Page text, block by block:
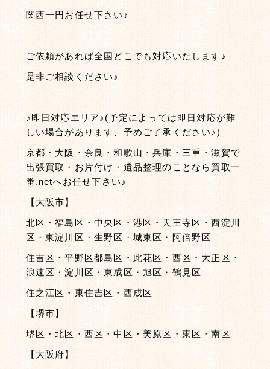
関西一円お任せ下さい♪
ご依頼があれば全国どこでも対応いたします♪
是非ご相談ください♪
♪即日対応エリア♪(予定によっては即日対応が難
しい場合があります、予めご了承ください♪)
京都・大阪・奈良・和歌山・兵庫・三重・滋賀で
出張買取・お片付け・遺品整理のことなら買取一
番.netへお任せ下さい♪
【大阪市】
北区・福島区・中央区・港区・天王寺区・西淀川
区・東淀川区・生野区・城東区・阿倍野区
住吉区・平野区都島区・此花区・西区・大正区・
浪速区・淀川区・東成区・旭区・鶴見区
住之江区・東住吉区・西成区
【堺市】
堺区・北区・西区・中区・美原区・東区・南区
【大阪府】